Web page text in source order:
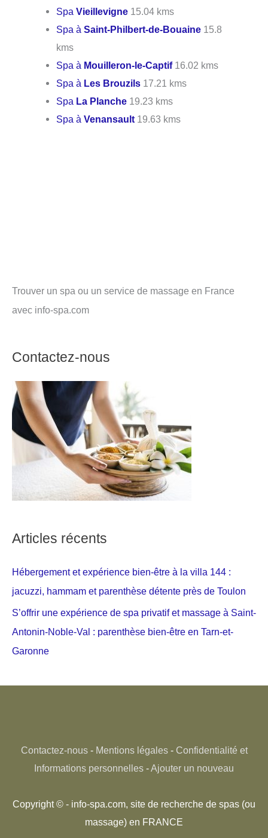
SpaVieillevigne 15.04 kms
Spa àSaint-Philbert-de-Bouaine 15.8
kms
Spa à Mouilleron-le-Captif16.02 kms
Spa à Les Brouzils 17.21 kms
Spa La Planche 19.23 kms
Spa àVenansault 19.63 kms
Trouver un spa ou un service de massage en France
avec info-spa.com
Contactez-nous
Articles récents
Hébergement et expérience bien-être à la villa 144 :
jacuzzi, hammam et parenthèse détente près de Toulon
S’offrir une expérience de spa privatif et massage à Saint-
Antonin-Noble-Val : parenthèse bien-être en Tarn-et-
Garonne
Contactez-nous- Mentions légales- Confidentialité et
Informations personnelles -Ajouter un nouveau
Copyright © - info-spa.com, site de recherche de spas (ou
massage) en FRANCE